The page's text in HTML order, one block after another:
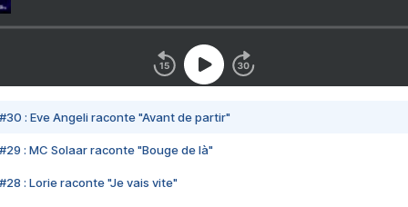
#30 : Eve Angeli raconte "Avant de partir"
#29 : MC Solaar raconte "Bouge de là"
#28 : Lorie raconte "Je vais vite"